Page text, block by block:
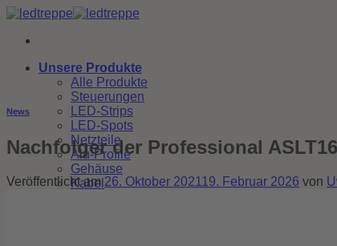
Zum
springen
Unsere Produkte
Alle Produkte
Steuerungen
LED-Strips
LED-Spots
Netzteile
Alu-Profile
Gehäuse
Kabel
News
Nachfolger der Professional
Veröffentlicht am26. Oktober 2021 19. Februar 2026 von